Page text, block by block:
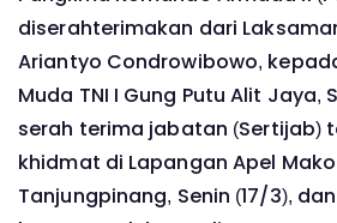
diserahterimakan dari
Ariantyo Condrowibowo,
Muda TNI I Gung Putu Alit Jaya,
serah terima jabatan (Sertijab)
khidmat di Lapangan Apel
Tanjungpinang, Senin (17/3),